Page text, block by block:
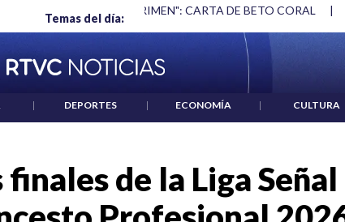
Temas del día:
BETO CORAL ABELARDO DE LA ESPRIELLA Y DMG |
| DEPORTES | ECONOMÍA | CULTURA
de la Liga Señal